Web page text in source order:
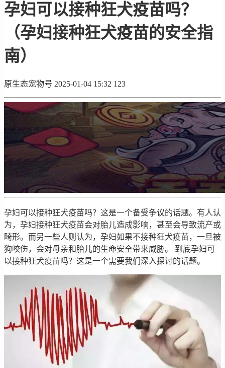
孕妇可以接种狂犬疫苗吗？
（孕妇接种狂犬疫苗的安全指
南）
原生态宠物号 2025-01-04 15:32 123
孕妇可以接种狂犬疫苗吗？这是一个备受争议的话题。有人认
为，孕妇接种狂犬疫苗会对胎儿造成影响，甚至会导致流产或
畸形。而另一些人则认为，孕妇如果不接种狂犬疫苗，一旦被
狗咬伤，会对母亲和胎儿的生命安全带来威胁。 到底孕妇可
以接种狂犬疫苗吗？这是一个需要我们深入探讨的话题。